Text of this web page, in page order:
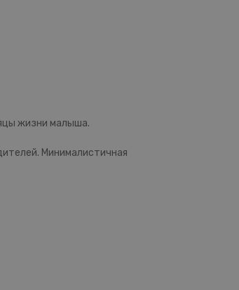
жизни малыша.
Минималистичная